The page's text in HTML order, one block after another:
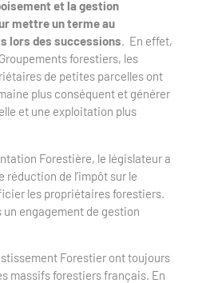
et la gestion
mettre un terme au
lors des successions. En effet,
forestiers, les
de petites parcelles ont
plus conséquent et générer
et une exploitation plus
Forestière, le législateur a
réduction de l’impôt sur le
les propriétaires forestiers.
un engagement de gestion
Forestier ont toujours
massifs forestiers français. En